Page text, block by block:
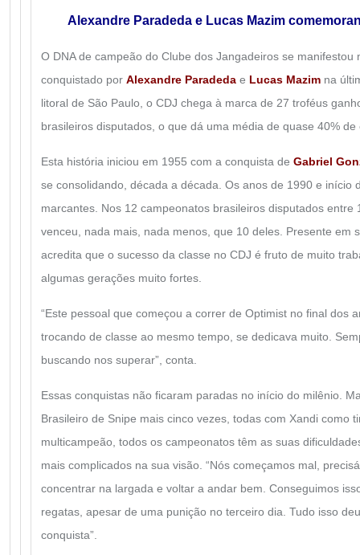
Alexandre Paradeda e Lucas Mazim
O DNA de campeão do Clube dos Jangadeiros se manifestou
conquistado por Alexandre Paradeda e Lucas Mazim na
litoral de São Paulo, o CDJ chega à marca de 27 troféus
brasileiros disputados, o que dá uma média de quase 40% de
Esta história iniciou em 1955 com a conquista de Gabriel
se consolidando, década a década. Os anos de 1990 e início
marcantes. Nos 12 campeonatos brasileiros disputados entre
venceu, nada mais, nada menos, que 10 deles. Presente em
acredita que o sucesso da classe no CDJ é fruto de muito
algumas gerações muito fortes.
“Este pessoal que começou a correr de Optimist no final dos
trocando de classe ao mesmo tempo, se dedicava muito.
buscando nos superar”, conta.
Essas conquistas não ficaram paradas no início do milênio.
Brasileiro de Snipe mais cinco vezes, todas com Xandi como
multicampeão, todos os campeonatos têm as suas
mais complicados na sua visão. “Nós começamos mal,
concentrar na largada e voltar a andar bem. Conseguimos
regatas, apesar de uma punição no terceiro dia. Tudo isso
conquista”.